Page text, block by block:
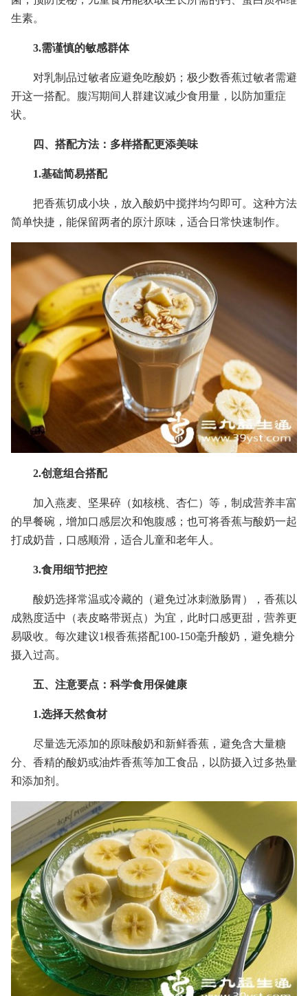
生素。
3.需谨慎的敏感群体
对乳制品过敏者应避免吃酸奶；极少数香蕉过敏者需避
开这一搭配。腹泻期间人群建议减少食用量，以防加重症
状。
四、搭配方法：多样搭配更添美味
1.基础简易搭配
把香蕉切成小块，放入酸奶中搅拌均匀即可。这种方法
简单快捷，能保留两者的原汁原味，适合日常快速制作。
2.创意组合搭配
加入燕麦、坚果碎（如核桃、杏仁）等，制成营养丰富
的早餐碗，增加口感层次和饱腹感；也可将香蕉与酸奶一起
打成奶昔，口感顺滑，适合儿童和老年人。
3.食用细节把控
酸奶选择常温或冷藏的（避免过冰刺激肠胃），香蕉以
成熟度适中（表皮略带斑点）为宜，此时口感更甜，营养更
易吸收。每次建议1根香蕉搭配100-150毫升酸奶，避免糖分
摄入过高。
五、注意要点：科学食用保健康
1.选择天然食材
尽量选无添加的原味酸奶和新鲜香蕉，避免含大量糖
分、香精的酸奶或油炸香蕉等加工食品，以防摄入过多热量
和添加剂。